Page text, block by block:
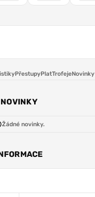
PřestupyPlatTrofejeNovinky
NOVINKY
Žádné novinky.